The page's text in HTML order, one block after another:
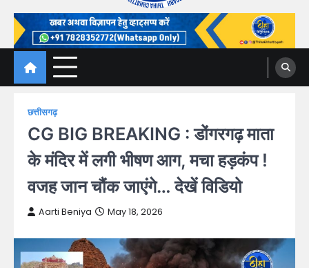
Thiha Chhattisgarh
गोठ जन-जन के
छत्तीसगढ़
CG BIG BREAKING : डोंगरगढ़ माता
के मंदिर में लगी भीषण आग, मचा हड़कंप !
वजह जान चौंक जाएंगे… देखें विडियो
Aarti Beniya May 18, 2026